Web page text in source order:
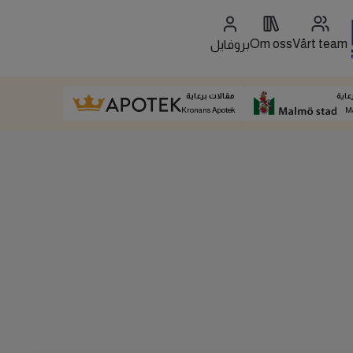
Vårt team
Om ossبروفايل
مقالات برعاية
Kronans Apotek